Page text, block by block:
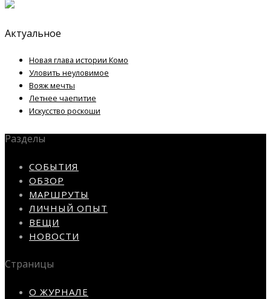
Актуальное
Новая глава истории Комо
Уловить неуловимое
Вояж мечты
Летнее чаепитие
Искусство роскоши
Разделы
СОБЫТИЯ
ОБЗОР
МАРШРУТЫ
ЛИЧНЫЙ ОПЫТ
ВЕЩИ
НОВОСТИ
Страницы
О ЖУРНАЛЕ